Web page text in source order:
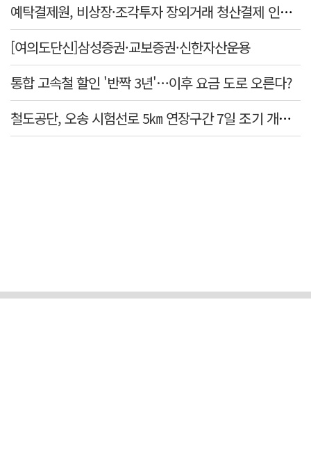
예탁결제원, 비상장·조각투자 장외거래 청산결제 인프라 구축 착수…연내 가동
[여의도단신]삼성증권·교보증권·신한자산운용
통합 고속철 할인 '반짝 3년'…이후 요금 도로 오른다?
철도공단, 오송 시험선로 5㎞ 연장구간 7일 조기 개통…LA 메트로 사업 지원